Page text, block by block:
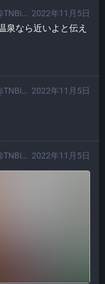
2022年11月5日
泉なら近いよと伝え
2022年11月5日
2022年11月5日